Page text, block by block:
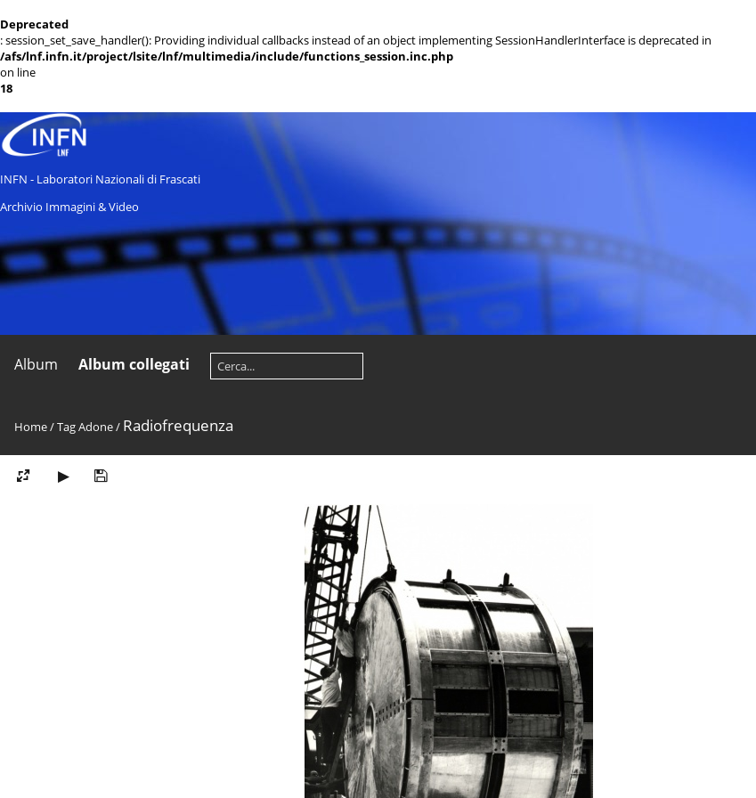
Deprecated
: session_set_save_handler(): Providing individual callbacks instead of an object implementing SessionHandlerInterface is deprecated in
/afs/lnf.infn.it/project/lsite/lnf/multimedia/include/functions_session.inc.php
on line
18
INFN - Laboratori Nazionali di Frascati
Archivio Immagini & Video
Album Album collegati
Home/TagAdone/ Radiofrequenza